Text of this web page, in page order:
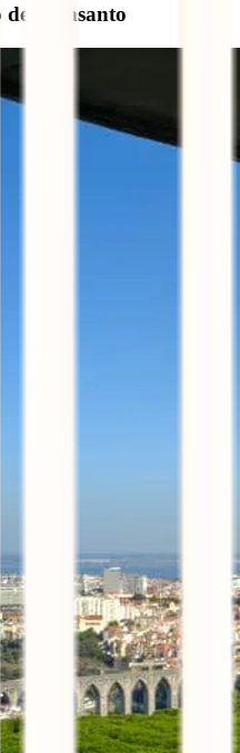
de Monsanto